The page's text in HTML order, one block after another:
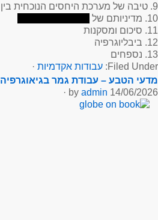
9. טיבה של מערכת היחסים הנוכחית בין המדינות.
10. מדיניותם של
11. סיכום ומסקנות
12. ביבליוגרפיה
13. נספחים
Filed Under: עבודות אקדמיות ·
מדעי הטבע – עבודת גמר בגיאוגרפיה
14/06/2026
admin
·